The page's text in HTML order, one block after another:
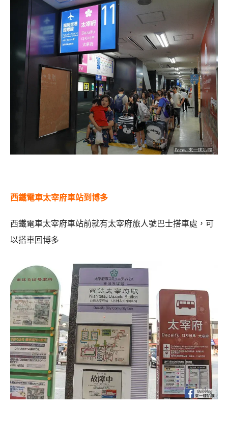
西鐵電車太宰府車站到博多
西鐵電車太宰府車站前就有太宰府旅人號巴士搭車處，可
以搭車回博多